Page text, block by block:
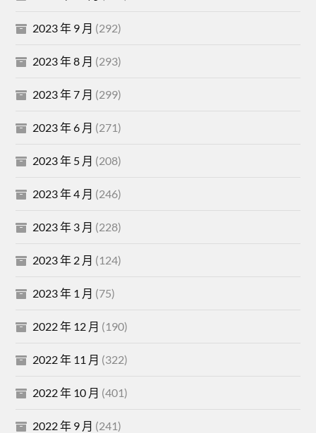
2023 年 9 月 (292)
2023 年 8 月 (293)
2023 年 7 月 (299)
2023 年 6 月 (271)
2023 年 5 月 (208)
2023 年 4 月 (246)
2023 年 3 月 (228)
2023 年 2 月 (124)
2023 年 1 月 (75)
2022 年 12 月 (190)
2022 年 11 月 (322)
2022 年 10 月 (401)
2022 年 9 月 (241)